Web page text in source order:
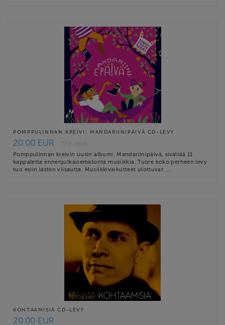
POMPPULINNAN KREIVI: MANDARIINIPÄIVÄ CD-LEVY
20.00 EUR
77 in stock
Pomppulinnan kreivin uusin albumi, Mandariinipäivä, sisältää 11
kappaletta ennenjulkaisematonta musiikkia. Tuore koko perheen levy
tuo esiin lasten viisautta. Musiikkivaikutteet ulottuvat …
KOHTAAMISIA CD-LEVY
20.00 EUR